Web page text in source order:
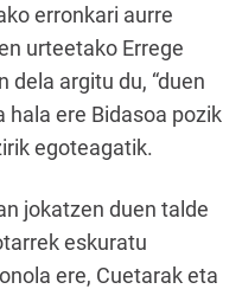
erronkari aurre
urteetako Errege
dela argitu du, “duen
hala ere Bidasoa pozik
egoteagatik.
jokatzen duen talde
eskuratu
ere, Cuetarak eta